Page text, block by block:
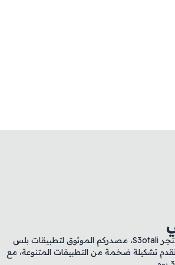
مرحبًا بكم في متجر S3otali، مصدركم الموثوق لتطبيقات بلس
نقدم تشكيلة ضخمة من التطبيقات المتنوعة، مع